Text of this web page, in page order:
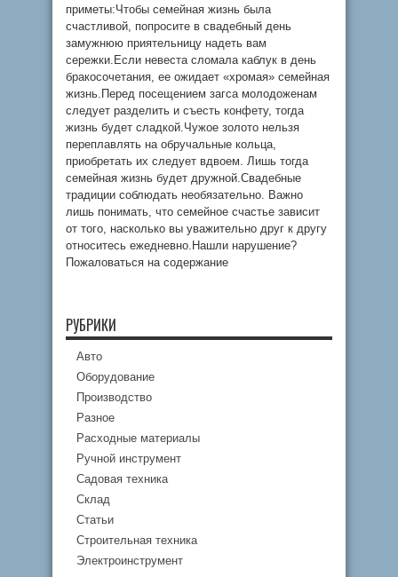
приметы:Чтобы семейная жизнь была
счастливой, попросите в свадебный день
замужнюю приятельницу надеть вам
сережки.Если невеста сломала каблук в день
бракосочетания, ее ожидает «хромая» семейная
жизнь.Перед посещением загса молодоженам
следует разделить и съесть конфету, тогда
жизнь будет сладкой.Чужое золото нельзя
переплавлять на обручальные кольца,
приобретать их следует вдвоем. Лишь тогда
семейная жизнь будет дружной.Свадебные
традиции соблюдать необязательно. Важно
лишь понимать, что семейное счастье зависит
от того, насколько вы уважительно друг к другу
относитесь ежедневно.Нашли нарушение?
Пожаловаться на содержание
РУБРИКИ
Авто
Оборудование
Производство
Разное
Расходные материалы
Ручной инструмент
Садовая техника
Склад
Статьи
Строительная техника
Электроинструмент